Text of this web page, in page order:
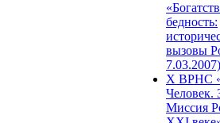
бедность:
вызовы
7.03.2007)
X ВРНС
Человек.
Миссия